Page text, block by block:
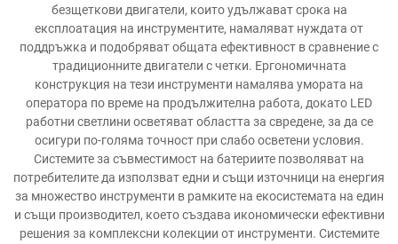
безщеткови двигатели, които удължават срока на
експлоатация на инструментите, намаляват нуждата от
поддръжка и подобряват общата ефективност в сравнение с
традиционните двигатели с четки. Ергономичната
конструкция на тези инструменти намалява умората на
оператора по време на продължителна работа, докато LED
работни светлини осветяват областта за свредене, за да се
осигури по-голяма точност при слабо осветени условия.
Системите за съвместимост на батериите позволяват на
потребителите да използват едни и същи източници на енергия
за множество инструменти в рамките на екосистемата на един
и същи производител, което създава икономически ефективни
решения за комплексни колекции от инструменти. Системите